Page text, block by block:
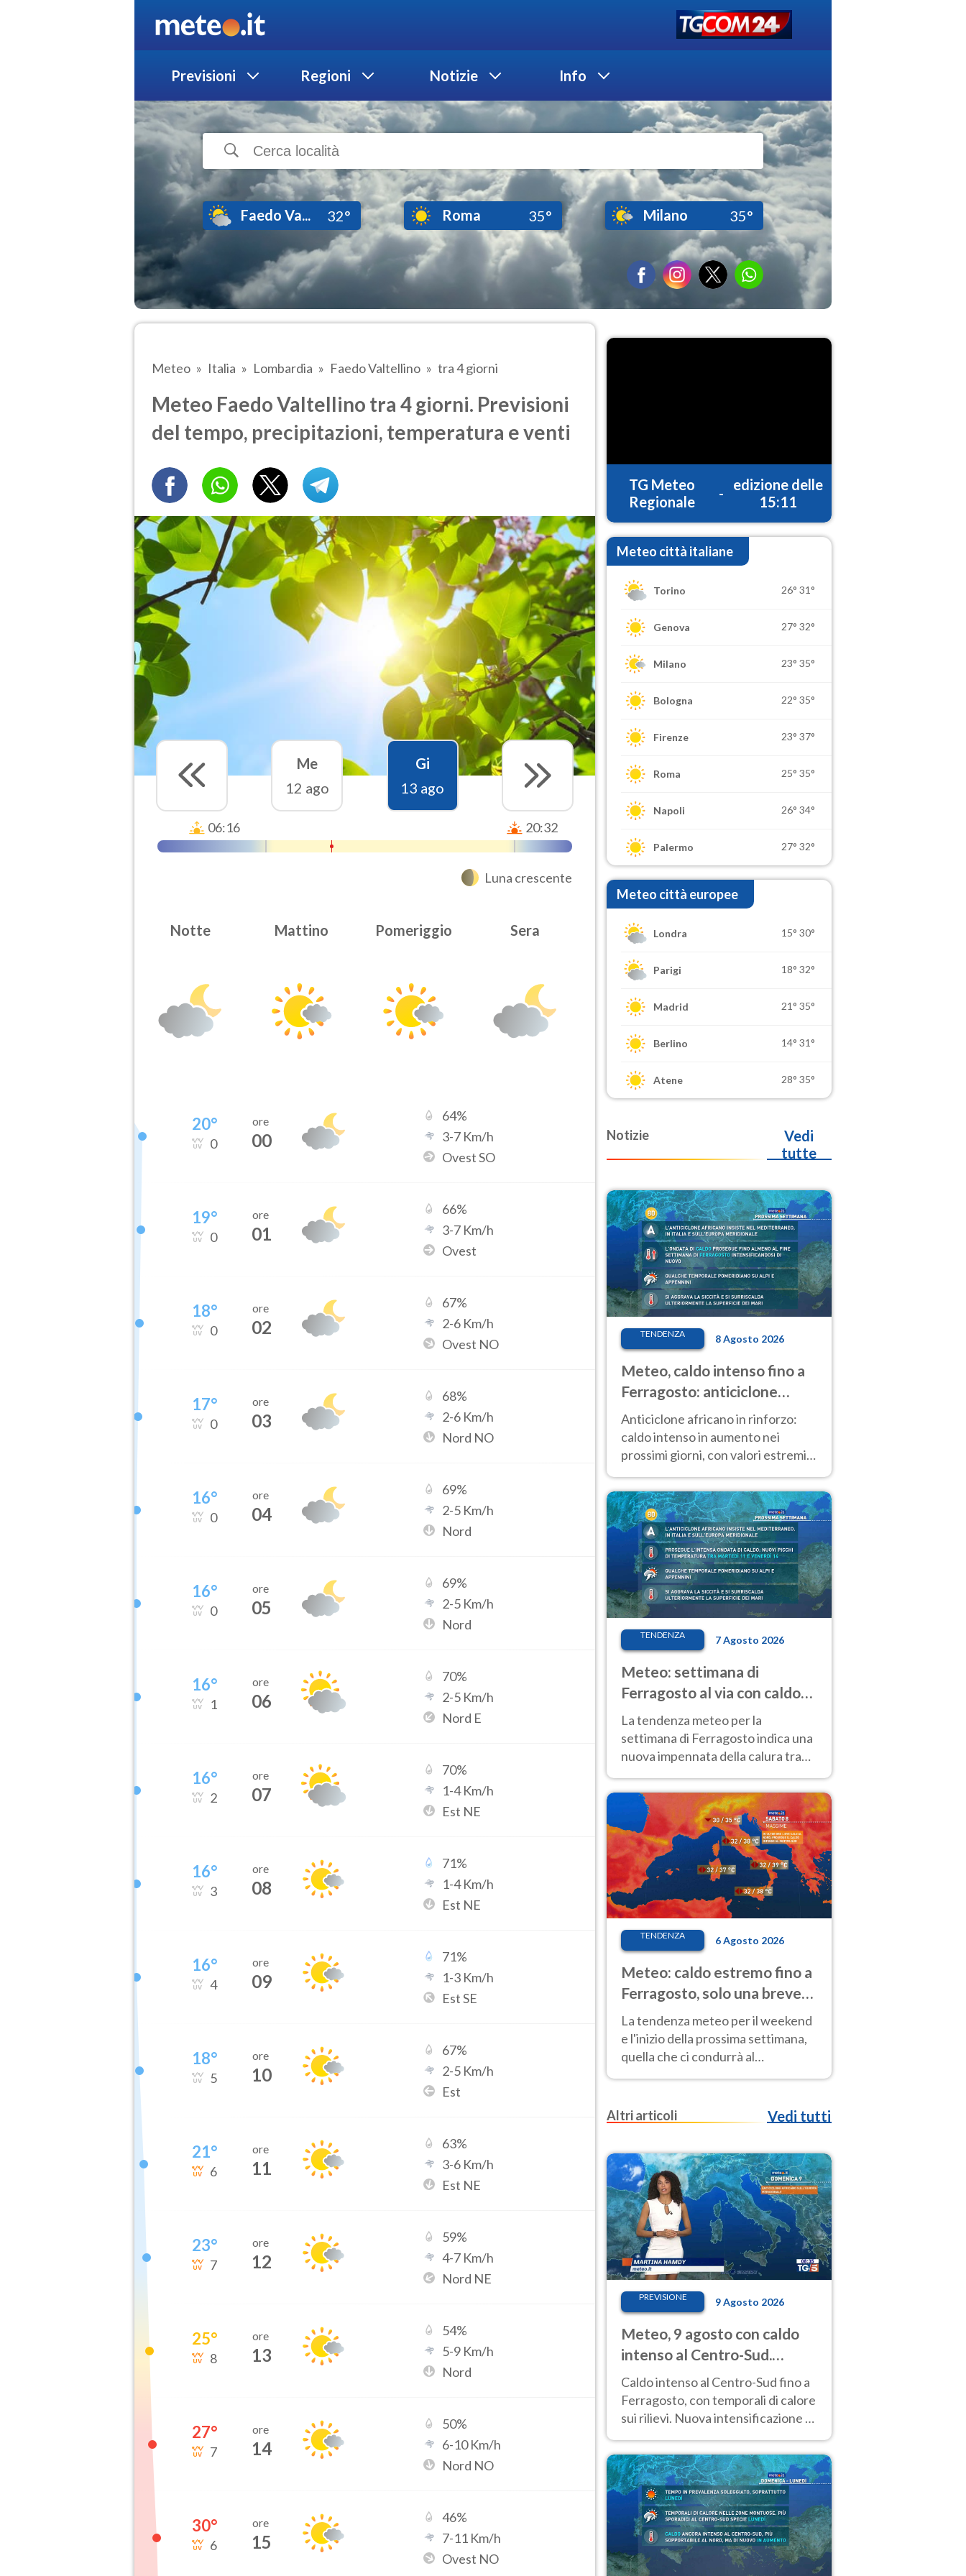
Previsioni Regioni Notizie Info
Faedo Va... 32° Roma 35° Milano 35°
Meteo Italia Lombardia Faedo Valtellino tra 4 giorni
Meteo Faedo Valtellino tra 4 giorni. Previsioni
del tempo, precipitazioni, temperatura e venti
Me
12 ago
Gi
13 ago
06:16 20:32
Luna crescente
Notte Mattino Pomeriggio Sera
20°
0
ore
00
64%
3-7 Km/h
Ovest SO
19°
0
ore
01
66%
3-7 Km/h
Ovest
18°
0
ore
02
67%
2-6 Km/h
Ovest NO
17°
0
ore
03
68%
2-6 Km/h
Nord NO
16°
0
ore
04
69%
2-5 Km/h
Nord
16°
0
ore
05
69%
2-5 Km/h
Nord
16°
1
ore
06
70%
2-5 Km/h
Nord E
16°
2
ore
07
70%
1-4Km/h
Est NE
16°
3
ore
08
71%
1-4Km/h
Est NE
16°
4
ore
09
71%
1-3 Km/h
Est SE
18°
5
ore
10
67%
2-5 Km/h
Est
21°
6
ore
11
63%
3-6 Km/h
Est NE
23°
7
ore
12
59%
4-7 Km/h
Nord NE
25°
8
ore
13
54%
5-9 Km/h
Nord
27°
7
ore
14
50%
6-10Km/h
Nord NO
30°
6
ore
15
46%
7-11 Km/h
Ovest NO
TG Meteo
Regionale
-
edizione delle
15:11
Meteo città italiane
Torino 26° 31°
Genova 27° 32°
Milano 23° 35°
Bologna 22° 35°
Firenze 23° 37°
Roma 25° 35°
Napoli 26° 34°
Palermo 27° 32°
Meteo città europee
Londra 15° 30°
Parigi 18° 32°
Madrid 21° 35°
Berlino 14° 31°
Atene 28° 35°
Notizie
Vedi
tutte
TENDENZA 8 Agosto 2026
Meteo, caldo intenso fino a
Ferragosto: anticiclone
africano ancora
protagonista
Anticiclone africano in rinforzo:
caldo intenso in aumento nei
prossimi giorni, con valori estremi
d’Italia
TENDENZA 7 Agosto 2026
Meteo: settimana di
Ferragosto al via con caldo
intenso e qualche temporale
La tendenza meteo per la
settimana di Ferragosto indica una
nuova impennata della calura tra
anche al Nord.
TENDENZA 6 Agosto 2026
Meteo: caldo estremo fino a
Ferragosto, solo una breve
pausa. Ecco dove
La tendenza meteo per il weekend
e l'inizio della prossima settimana,
quella che ci condurrà al
Ferragosto, vede ancora
Altri articoli
Vedi tutti
PREVISIONE 9 Agosto 2026
Meteo, 9 agosto con caldo
intenso al Centro-Sud.
Temporali sui rilievi
Caldo intenso al Centro-Sud fino a
Ferragosto, con temporali di calore
sui rilievi. Nuova intensificazione la
verso i 40 °C.